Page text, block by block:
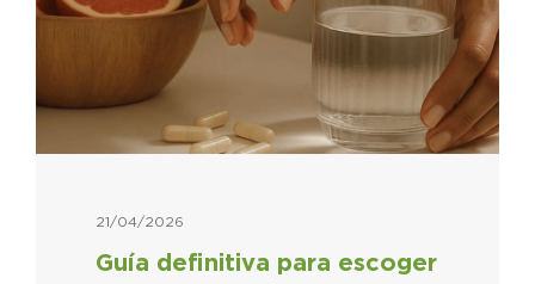
Guía definitiva para escoger
21/04/2026